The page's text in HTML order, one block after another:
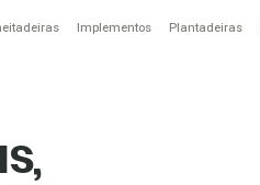
Implementos Plantadeiras